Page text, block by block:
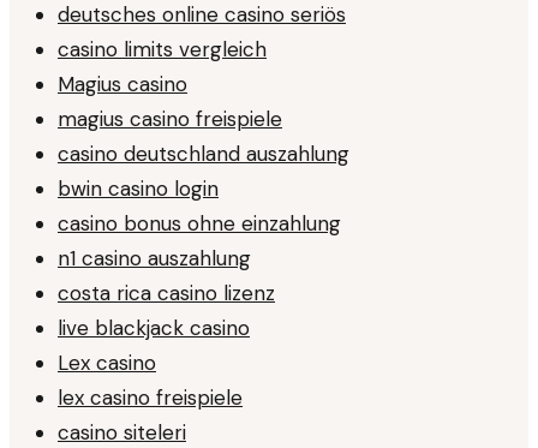
deutsches online casino seriös
casino limits vergleich
Magius casino
magius casino freispiele
casino deutschland auszahlung
bwin casino login
casino bonus ohne einzahlung
n1 casino auszahlung
costa rica casino lizenz
live blackjack casino
Lex casino
lex casino freispiele
casino siteleri